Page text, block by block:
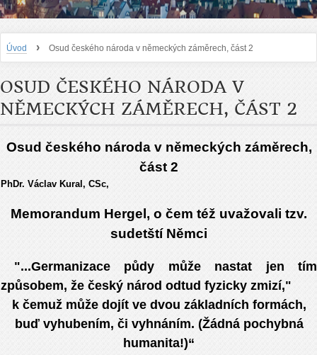
Úvod › Osud českého národa v německých záměrech, část 2
OSUD ČESKÉHO NÁRODA V
NĚMECKÝCH ZÁMĚRECH, ČÁST 2
Osud českého národa v německých záměrech,
část 2
PhDr. Václav Kural, CSc,
Memorandum Hergel, o čem též uvažovali tzv.
sudetští Němci
"...Germanizace půdy může nastat jen tím
způsobem, že český národ odtud fyzicky zmizí,"
k čemuž může dojít ve dvou základních formách,
buď vyhubením, či vyhnáním. (Žádná pochybná
humanita!)“